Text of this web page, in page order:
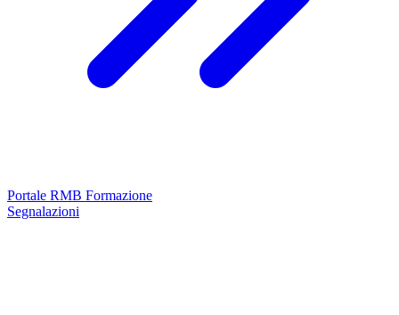
Portale RMB Formazione
Segnalazioni